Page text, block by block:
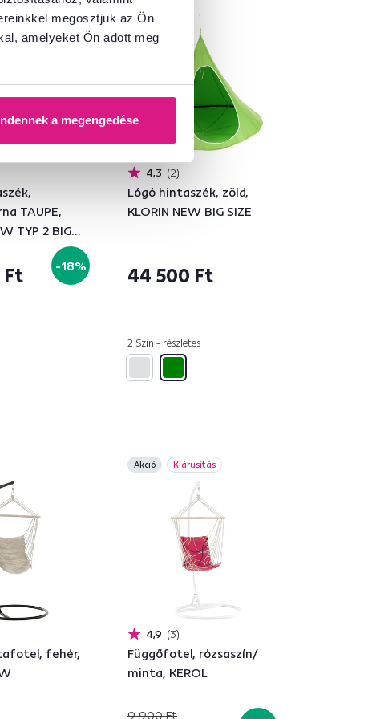
megosztjuk az Ön
amelyeket Ön adott meg
a megengedése
TAUPE,
TYP 2 BIG
Ft -18%
4,3 2
Lógó hintaszék, zöld,
KLORIN NEW BIG SIZE
44 500 Ft
2 Szín - részletes
fehér,
Akció Kiárusítás
4,9 3
Függőfotel, rózsaszín/
minta, KEROL
9 900 Ft